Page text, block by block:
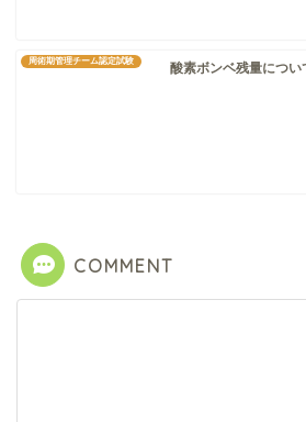
周術期管理チーム認定試験 酸素ボンベ残量につい
COMMENT